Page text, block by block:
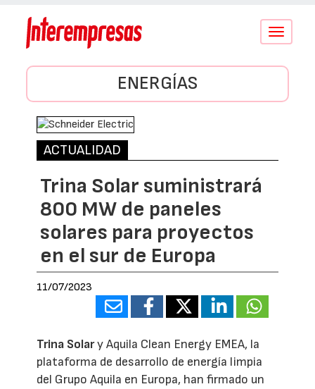
Conmutar
ENERGÍAS
ACTUALIDAD
Trina Solar suministrará
800 MW de paneles
solares para proyectos
en el sur de Europa
11/07/2023
Trina Solary Aquila Clean Energy EMEA, la
plataforma de desarrollo de energía limpia
del Grupo Aquila en Europa, han firmado un